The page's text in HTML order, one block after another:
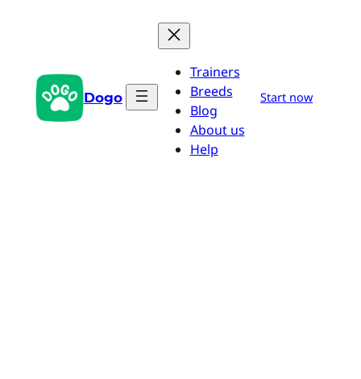
Dogo
Trainers
Breeds
Blog
About us
Help
Start now